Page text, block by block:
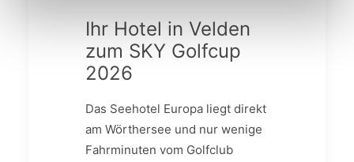
Ihr Hotel in Velden
zum SKY Golfcup
2026
Das Seehotel Europa liegt direkt
am Wörthersee und nur wenige
Fahrminuten vom Golfclub